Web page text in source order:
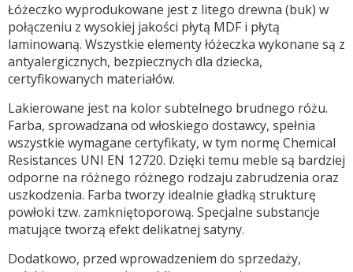
Łóżeczko wyprodukowane jest z litego drewna (buk) w
połączeniu z wysokiej jakości płytą MDF i płytą
laminowaną. Wszystkie elementy łóżeczka wykonane są z
antyalergicznych, bezpiecznych dla dziecka,
certyfikowanych materiałów.
Lakierowane jest na kolor subtelnego brudnego różu.
Farba, sprowadzana od włoskiego dostawcy, spełnia
wszystkie wymagane certyfikaty, w tym normę Chemical
Resistances UNI EN 12720. Dzięki temu meble są bardziej
odporne na różnego różnego rodzaju zabrudzenia oraz
uszkodzenia. Farba tworzy idealnie gładką strukturę
powłoki tzw. zamkniętoporową. Specjalne substancje
matujące tworzą efekt delikatnej satyny.
Dodatkowo, przed wprowadzeniem do sprzedaży,